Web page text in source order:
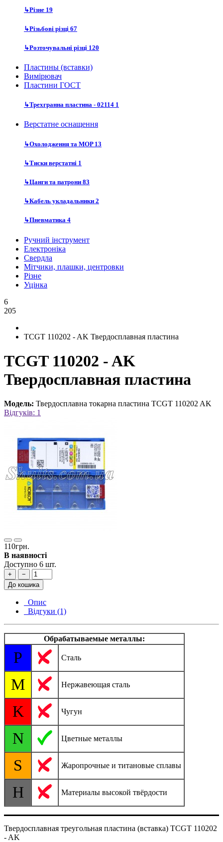
↳Різне 19
↳Різьбові різці 67
↳Розточувальні різці 120
Пластины (вставки)
Вимірювач
Пластини ГОСТ
↳Трехгранна пластина - 02114 1
Верстатне оснащення
↳Охолодження та MOP 13
↳Тиски верстатні 1
↳Цанги та патрони 83
↳Кабель укладальники 2
↳Пневматика 4
Ручний інструмент
Електроніка
Свердла
Мітчики, плашки, центровки
Різне
Уцінка
6
205
TCGT 110202 - AK Твердосплавная пластина
TCGT 110202 - AK
Твердосплавная пластина
Модель: Твердосплавна токарна пластина TCGT 110202 AK
Відгуків: 1
110грн.
В наявності
Доступно 6 шт.
+
−
До кошика
Опис
Відгуки (1)
Обрабатываемые металлы:
P Сталь
M Нержавеющая сталь
K Чугун
N Цветные металлы
S Жаропрочные и титановые сплавы
H Материалы высокой твёрдости
Твердосплавная треугольная пластина (вставка) TCGT 110202
- AK